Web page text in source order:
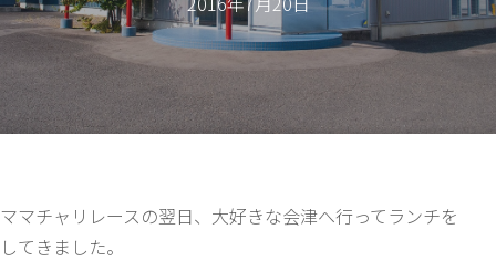
プ
ママチャリレースの翌日、大好きな会津へ行ってランチを
してきました。